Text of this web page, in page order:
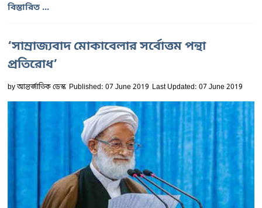
বিস্তারিত ...
‘সাম্রাজ্যবাদ মোকাবেলার সর্বোত্তম পন্থা
প্রতিরোধ’
byআন্তর্জাতিক ডেস্ক Published: 07 June 2019 Last Updated: 07 June 2019